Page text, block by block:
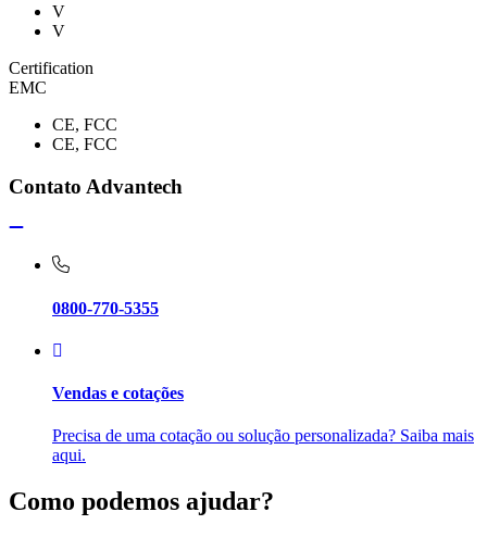
V
V
Certification
EMC
CE, FCC
CE, FCC
Contato Advantech
0800-770-5355
Vendas e cotações
Precisa de uma cotação ou solução personalizada? Saiba mais
aqui.
Como podemos ajudar?